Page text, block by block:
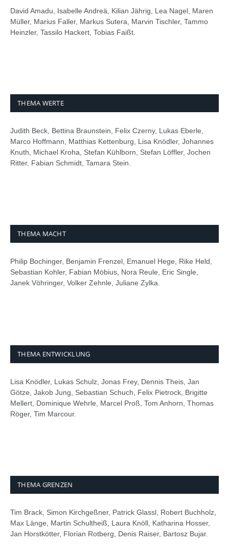
David Amadu, Isabelle Andreä, Kilian Jährig, Lea Nagel, Maren
Müller, Marius Faller, Markus Sutera, Marvin Tischler, Tammo
Heinzler, Tassilo Hackert, Tobias Faißt.
THEMA WERTE
Judith Beck, Bettina Braunstein, Felix Czerny, Lukas Eberle,
Marco Hoffmann, Matthias Kettenburg, Lisa Knödler, Johannes
Knuth, Michael Kroha, Stefan Kühlborn, Stefan Löffler, Jochen
Ritter, Fabian Schmidt, Tamara Stein.
THEMA MACHT
Philip Bochinger, Benjamin Frenzel, Emanuel Hege, Rike Held,
Sebastian Kohler, Fabian Möbius, Nora Reule, Eric Single,
Janek Vöhringer, Volker Zehnle, Juliane Zylka.
THEMA ENTWICKLUNG
Lisa Knödler, Lukas Schulz, Jonas Frey, Dennis Theis, Jan
Götze, Jakob Jung, Sebastian Schuch, Felix Pietrock, Brigitte
Mellert, Dominique Wehrle, Marcel Proß, Tom Anhorn, Thomas
Röger, Tim Marcour.
THEMA GRENZEN
Tim Brack, Simon Kirchgeßner, Patrick Glassl, Robert Buchholz,
Max Länge, Martin Schultheiß, Laura Knöll, Katharina Hosser,
Jan Horstkötter, Florian Rotberg, Denis Raiser, Bartosz Bujar.